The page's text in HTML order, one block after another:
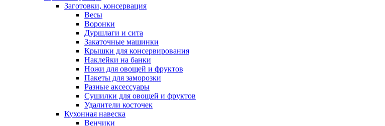
Заготовки, консервация
Весы
Воронки
Дуршлаги и сита
Закаточные машинки
Крышки для консервирования
Наклейки на банки
Ножи для овощей и фруктов
Пакеты для заморозки
Разные аксессуары
Сушилки для овощей и фруктов
Удалители косточек
Кухонная навеска
Венчики